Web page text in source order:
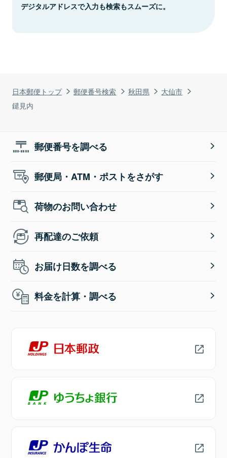
日本郵便トップ 郵便番号検索 秋田県
大仙市
鑓見内
デジタルアドレスで入力も検索もスムーズに。
郵便番号を調べる
郵便局・ATM・ポストをさがす
荷物のお問い合わせ
再配達のご依頼
お届け日数を調べる
料金を計算・調べる